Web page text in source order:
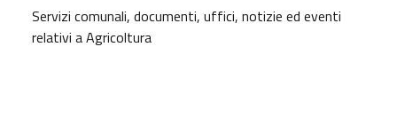
Dettagli dell'argomento
Servizi comunali, documenti, uffici, notizie ed eventi
relativi a Agricoltura